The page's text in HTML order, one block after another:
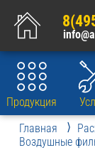
Продукция
Главная
Воздушные